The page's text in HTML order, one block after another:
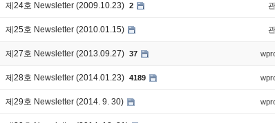
제24호 Newsletter (2009.10.23) 2
제25호 Newsletter (2010.01.15)
제27호 Newsletter (2013.09.27) 37
제28호 Newsletter (2014.01.23) 4189
제29호 Newsletter (2014. 9. 30)